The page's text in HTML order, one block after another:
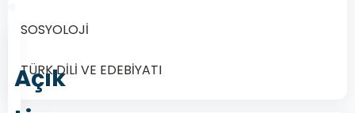
Açık
SOSYOLOJİ
TÜRK DİLİ VE EDEBİYATI